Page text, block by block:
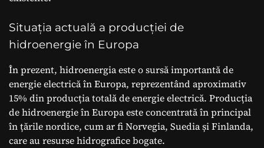
Situația actuală a producției de
hidroenergie în Europa
În prezent, hidroenergia este o sursă importantă de
energie electrică în Europa, reprezentând aproximativ
15% din producția totală de energie electrică. Producția
de hidroenergie în Europa este concentrată în principal
în țările nordice, cum ar fi Norvegia, Suedia și Finlanda,
care au resurse hidrografice bogate.